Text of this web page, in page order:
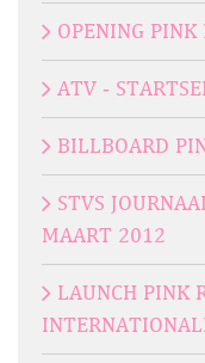
OPENING PINK
ATV -
BILLBOARD
STVS
MAART 2012
LAUNCH PINK